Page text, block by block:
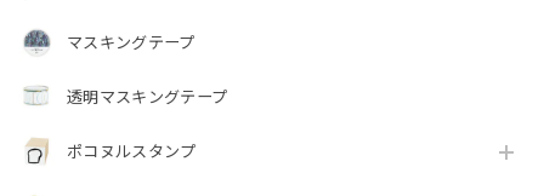
マスキングテープ
透明マスキングテープ
ポコヌルスタンプ